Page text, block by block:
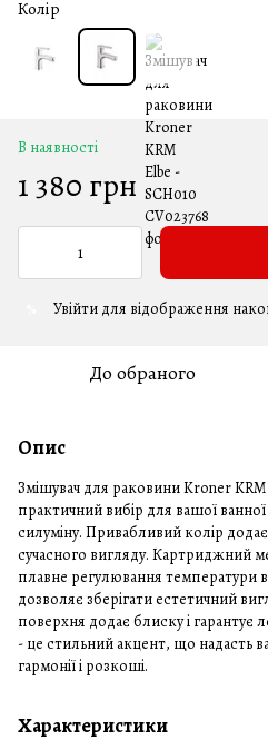
Колір
В наявності
1 380 грн
Увійти для відображення
До обраного
Опис
Змішувач для раковини Kroner
практичний вибір для вашої
силуміну. Привабливий колір
сучасного вигляду. Картриджний
плавне регулювання температури
дозволяє зберігати естетичний
поверхня додає блиску і гарантує
- це стильний акцент, що надасть
гармонії і розкоші.
Характеристики